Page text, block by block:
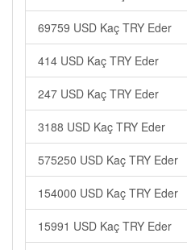
69759 USD Kaç TRY Eder
414 USD Kaç TRY Eder
247 USD Kaç TRY Eder
3188 USD Kaç TRY Eder
575250 USD Kaç TRY Eder
154000 USD Kaç TRY Eder
15991 USD Kaç TRY Eder